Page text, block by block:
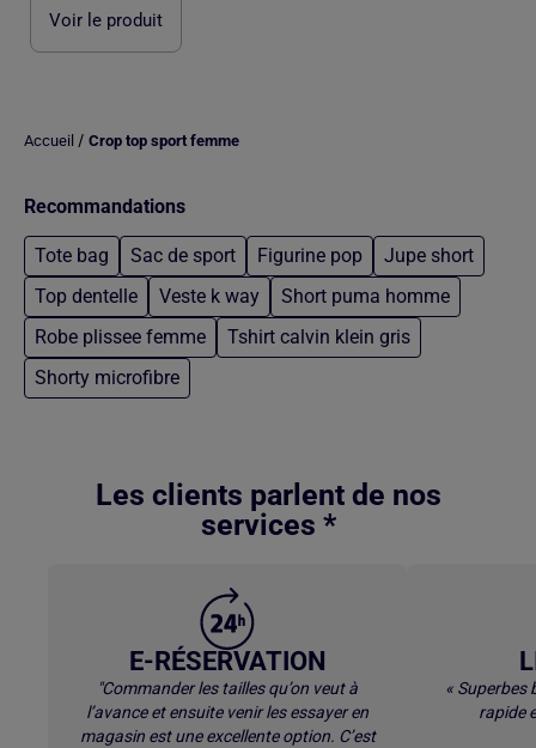
Voir le produit
Accueil / Crop top sport femme
Recommandations
Tote bag Sac de sport Figurine pop
Jupe short
Top dentelle
Veste k way
Short puma homme
Robe plissee femme
Tshirt calvin klein gris
Shorty microfibre
Les clients parlent de nos
services *
E-RÉSERVATION
"Commander les tailles qu’on veut à
l’avance et ensuite venir les essayer en
magasin est une excellente option. C’est
« Superbes
rapide